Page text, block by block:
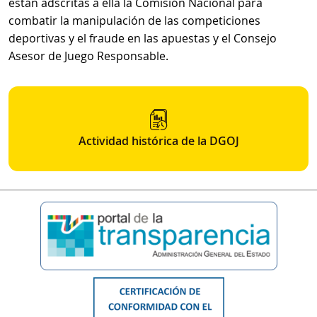
combatir la manipulación de las competiciones
deportivas y el fraude en las apuestas y el Consejo
Asesor de Juego Responsable.
Actividad histórica de la DGOJ